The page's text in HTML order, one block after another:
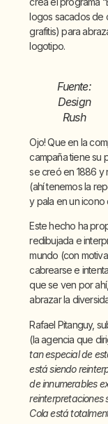
logos sacados de
grafitis) para
logotipo.
Fuente:
Design
Rush
Ojo! Que en la
campaña tiene su
se creó en 1886 y
(ahí tenemos la
y pala en un icono
Este hecho ha
redibujada e
mundo (con
cabrearse e
que se ven por
abrazar la
Rafael Pitanguy,
(la agencia que
tan especial de
está siendo
de innumerables
reinterpretaciones
Cola está